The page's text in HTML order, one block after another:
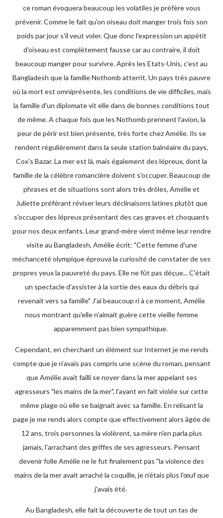
ce roman évoquera beaucoup les volatiles je préfère vous
prévenir. Comme le fait qu'on oiseau doit manger trois fois son
poids par jour s'il veut voler. Que donc l'expression un appétit
d'oiseau est complètement fausse car au contraire, il doit
beaucoup manger pour survivre. Après les Etats-Unis, c'est au
Bangladesh que la famille Nothomb atterrit. Un pays très pauvre
où la mort est omniprésente, les conditions de vie difficiles, mais
la famille d'un diplomate vit elle dans de bonnes conditions tout
de même. A chaque fois que les Nothomb prennent l'avion, la
peur de périr est bien présente, très forte chez Amélie. Ils se
rendent régulièrement dans la seule station balnéaire du pays,
Cox's Bazar. La mer est là, mais également des lépreux, dont la
famille de la célèbre romancière doivent s'occuper. Beaucoup de
phrases et de situations sont alors très drôles, Amélie et
Juliette préférant réviser leurs déclinaisons latines plutôt que
s'occuper des lépreux présentant des cas graves et choquants
pour nos deux enfants. Leur grand-mère vient même leur rendre
visite au Bangladesh, Amélie écrit: "Cette femme d'une
méchanceté olympique éprouva la curiosité de constater de ses
propres yeux la pauvreté du pays. Elle ne fût pas déçue... C'était
un spectacle d'assister à la sortie des eaux du débris qui
revenait vers sa famille" J'ai beaucoup ri à ce moment, Amélie
nous montrant qu'elle n'aimait guère cette vieille femme
apparemment pas bien sympathique.
Cependant, en cherchant un élément sur Internet je me rends
compte que je n'avais pas compris une scène du roman, pensant
que Amélie avait failli se noyer dans la mer appelant ses
agresseurs "les mains de la mer", l'ayant en fait violée sur cette
même plage où elle se baignait avec sa famille. En relisant la
page je me rends alors compte que effectivement alors âgée de
12 ans, trois personnes la violèrent, sa mère n'en parla plus
jamais, l'arrachant des griffes de ses agresseurs. Pensant
devenir folle Amélie ne le fut finalement pas "la violence des
mains de la mer avait arraché la coquille, je n'étais plus l'œuf que
j'avais été.
Au Bangladesh, elle fait la découverte de tout un tas de